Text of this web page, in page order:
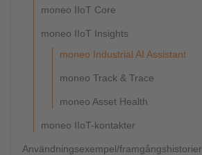
moneo IIoT Core
moneo IIoT Insights
moneo Industrial AI Assistant
moneo Track & Trace
moneo Asset Health
moneo IIoT-kontakter
Användningsexempel/framgångshistorier